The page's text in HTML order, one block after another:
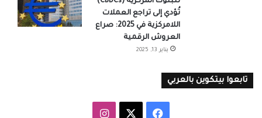
تُؤدي إلى تراجع العملات
اللامركزية في 2025: صراع
العروش الرقمية
يناير 13, 2025
تابعوا بيتكوين بالعربي
فيسبوك انستقرام